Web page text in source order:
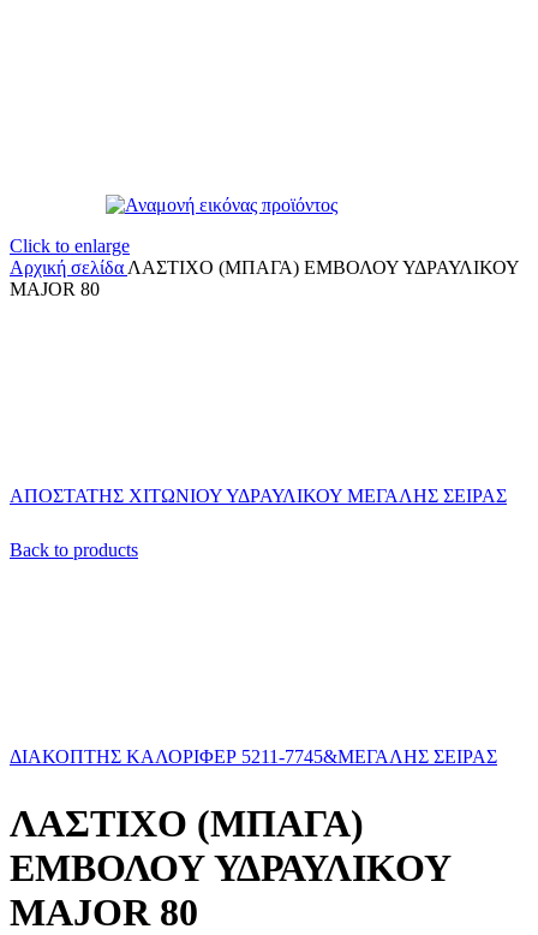
Click to enlarge
Αρχική σελίδα ΛΑΣΤΙΧΟ (ΜΠΑΓΑ) ΕΜΒΟΛΟΥ ΥΔΡΑΥΛΙΚΟΥ
MAJOR 80
ΑΠΟΣΤΑΤΗΣ ΧΙΤΩΝΙΟΥ ΥΔΡΑΥΛΙΚΟΥ ΜΕΓΑΛΗΣ ΣΕΙΡΑΣ
Back to products
ΔΙΑΚΟΠΤΗΣ ΚΑΛΟΡΙΦΕΡ 5211-7745&ΜΕΓΑΛΗΣ ΣΕΙΡΑΣ
ΛΑΣΤΙΧΟ (ΜΠΑΓΑ)
ΕΜΒΟΛΟΥ ΥΔΡΑΥΛΙΚΟΥ
MAJOR 80